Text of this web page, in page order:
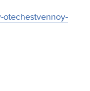
otechestvennoy-